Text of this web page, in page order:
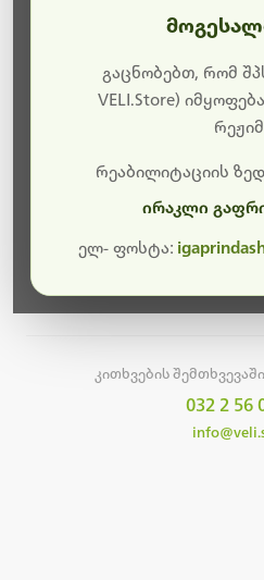
ბოდიშს გიხდით
მიმდინარეობს საიტის
მალე ისევ
კითხვების
032 2 56
გაცნობებთ, რომ
VELI.Store)
რეაბილიტაციის
ირაკლი
ელ- ფოსტა: